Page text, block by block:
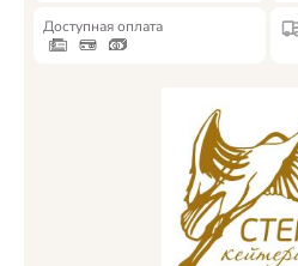
Доступная оплата